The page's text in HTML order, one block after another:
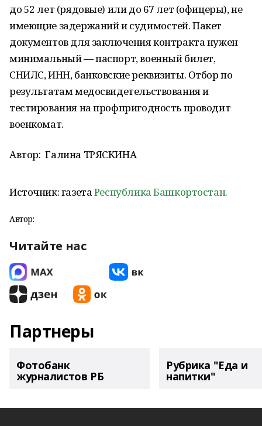
до 52 лет (рядовые) или до 67 лет (офицеры), не
имеющие задержаний и судимостей. Пакет
документов для заключения контракта нужен
минимальный — паспорт, военный билет,
СНИЛС, ИНН, банковские реквизиты. Отбор по
результатам медосвидетельствования и
тестирования на профпригодность проводит
военкомат.
Автор: Галина ТРЯСКИНА
Источник: газетаРеспублика Башкортостан.
Автор:
Читайте нас
Партнеры
Фотобанк
журналистов РБ
Рубрика "Еда и
напитки"